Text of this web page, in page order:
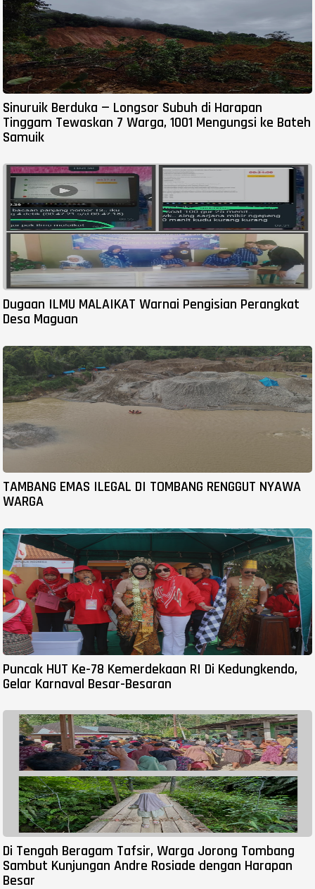
Sinuruik Berduka — Longsor Subuh di Harapan
Tinggam Tewaskan 7 Warga, 1001 Mengungsi ke Bateh
Samuik
Dugaan ILMU MALAIKAT Warnai Pengisian Perangkat
Desa Maguan
TAMBANG EMAS ILEGAL DI TOMBANG RENGGUT NYAWA
WARGA
Puncak HUT Ke-78 Kemerdekaan RI Di Kedungkendo,
Gelar Karnaval Besar-Besaran
Di Tengah Beragam Tafsir, Warga Jorong Tombang
Sambut Kunjungan Andre Rosiade dengan Harapan
Besar